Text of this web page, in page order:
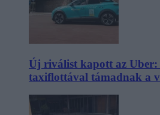
Új riválist kapott az Uber:
taxiflottával támadnak a